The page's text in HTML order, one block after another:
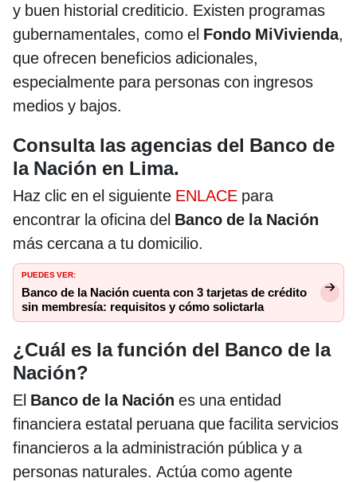
y buen historial crediticio. Existen programas
gubernamentales, como el Fondo MiVivienda,
que ofrecen beneficios adicionales,
especialmente para personas con ingresos
medios y bajos.
Consulta las agencias del Banco de
la Nación en Lima.
Haz clic en el siguiente ENLACE para
encontrar la oficina del Banco de la Nación
más cercana a tu domicilio.
PUEDES VER:
Banco de la Nación cuenta con 3 tarjetas de crédito
sin membresía: requisitos y cómo solictarla
¿Cuál es la función del Banco de la
Nación?
El Banco de la Nación es una entidad
financiera estatal peruana que facilita servicios
financieros a la administración pública y a
personas naturales. Actúa como agente